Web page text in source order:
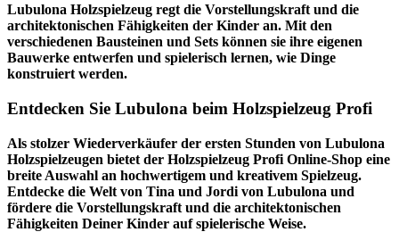
Lubulona Holzspielzeug regt die Vorstellungskraft und die
architektonischen Fähigkeiten der Kinder an. Mit den
verschiedenen Bausteinen und Sets können sie ihre eigenen
Bauwerke entwerfen und spielerisch lernen, wie Dinge
konstruiert werden.
Entdecken Sie Lubulona beim Holzspielzeug Profi
Als stolzer Wiederverkäufer der ersten Stunden von Lubulona
Holzspielzeugen bietet der Holzspielzeug Profi Online-Shop eine
breite Auswahl an hochwertigem und kreativem Spielzeug.
Entdecke die Welt von Tina und Jordi von Lubulona und
fördere die Vorstellungskraft und die architektonischen
Fähigkeiten Deiner Kinder auf spielerische Weise.